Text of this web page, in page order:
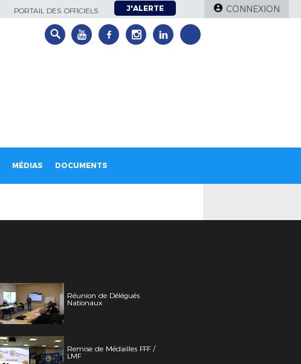
PORTAIL DES OFFICIELS J'ALERTE CONNEXION
MÉDIAS DOCUMENTS
Réunion de Délégués
Nationaux
Remise de Médailles FFF /
LMF